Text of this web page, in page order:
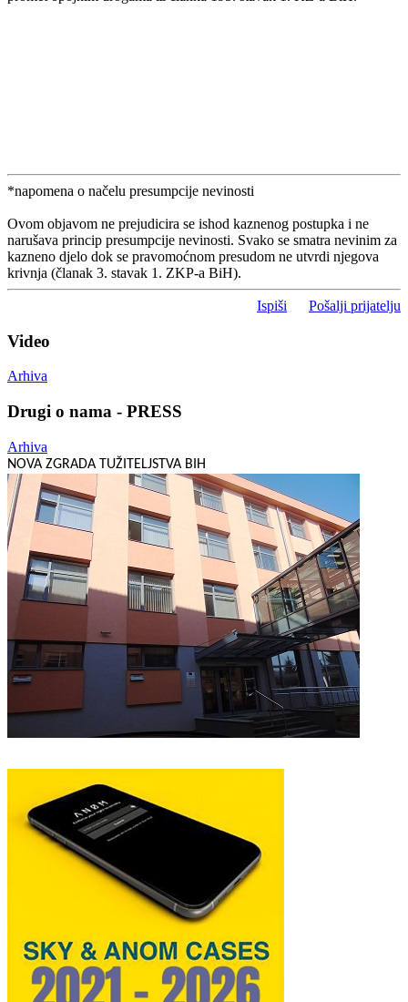
*napomena o načelu presumpcije nevinosti
Ovom objavom ne prejudicira se ishod kaznenog postupka i ne
narušava princip presumpcije nevinosti. Svako se smatra nevinim za
kazneno djelo dok se pravomoćnom presudom ne utvrdi njegova
krivnja (članak 3. stavak 1. ZKP-a BiH).
Ispiši Pošalji prijatelju
Video
Arhiva
Drugi o nama - PRESS
Arhiva
NOVA ZGRADA TUŽITELJSTVA BIH